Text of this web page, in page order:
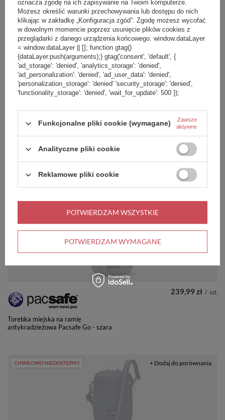
Biodrówka nerka antykradzieżowa
Pacsafe Go - granatowa
CHWILOWO NIEDOSTĘPNY
Biodrówka nerka antykradzieżowa
Pacsafe Go - szara
279,99 zł
+ Dodaj do porównania
CHWILOWO NIEDOSTĘPNY
Torebka miejska na ramię
antykradzieżowa Pacsafe Go - szara
239,99 zł / szt.
+ Dodaj do porównania
CHWILOWO NIEDOSTĘPNY + Dodaj do porównania
oznacza zgodę na ich zapisywanie na Twoim komputerze.
Możesz określić warunki przechowywania lub dostępu do nich
klikając w zakładkę „Konfiguracja zgód”. Zgodę możesz wycofać
w dowolnym momencie poprzez usunięcie plików cookies z
przeglądarki z danego urządzenia końcowego. window.dataLayer
= window.dataLayer || []; function gtag()
{dataLayer.push(arguments);} gtag('consent', 'default', {
'ad_storage': 'denied', 'analytics_storage': 'denied',
'ad_personalization': 'denied', 'ad_user_data': 'denied',
'personalization_storage': 'denied' 'security_storage': 'denied',
'functionality_storage': 'denied', 'wait_for_update': 500 });
Funkcjonalne pliki cookie (wymagane)
Zawsze
aktywne
Analityczne pliki cookie
Reklamowe pliki cookie
POTWIERDZAM WYMAGANE
POTWIERDZAM WSZYSTKIE